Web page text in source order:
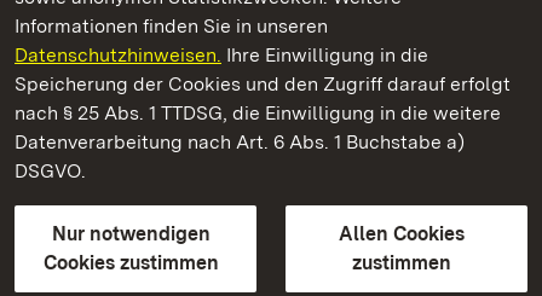
Informationen finden Sie in unseren
Datenschutzhinweisen. Ihre Einwilligung in die
Speicherung der Cookies und den Zugriff darauf erfolgt
nach § 25 Abs. 1 TTDSG, die Einwilligung in die weitere
Datenverarbeitung nach Art. 6 Abs. 1 Buchstabe a)
DSGVO.
Nur notwendigen
Cookies zustimmen
Allen Cookies
zustimmen
Residenzschloss Ludwigsburg
Staatliche Schlösser und Gärten Baden-Württemberg
Kontakt
GebärdenspracheLeichte Sprache
Erklärung zur Barrierefreiheit
BITV-konform (geprüfte Seiten)